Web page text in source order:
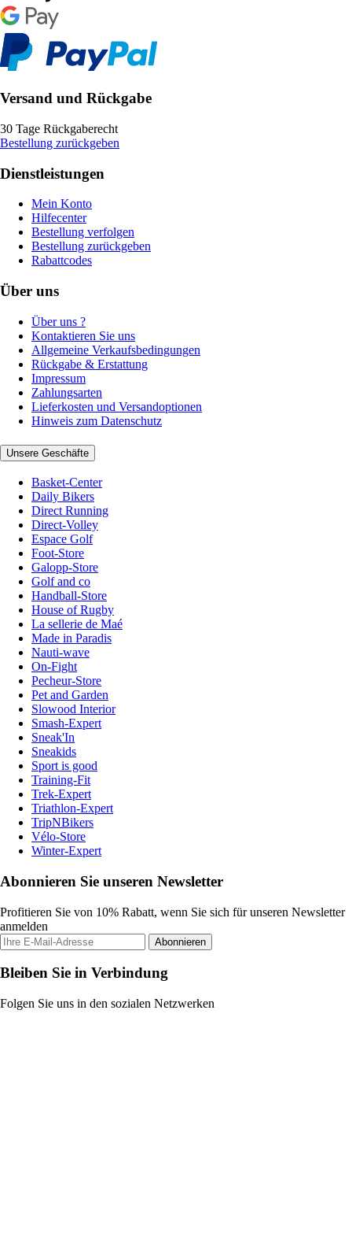
Versand und Rückgabe
30 Tage Rückgaberecht
Bestellung zurückgeben
Dienstleistungen
Mein Konto
Hilfecenter
Bestellung verfolgen
Bestellung zurückgeben
Rabattcodes
Über uns
Über uns ?
Kontaktieren Sie uns
Allgemeine Verkaufsbedingungen
Rückgabe & Erstattung
Impressum
Zahlungsarten
Lieferkosten und Versandoptionen
Hinweis zum Datenschutz
Unsere Geschäfte
Basket-Center
Daily Bikers
Direct Running
Direct-Volley
Espace Golf
Foot-Store
Galopp-Store
Golf and co
Handball-Store
House of Rugby
La sellerie de Maé
Made in Paradis
Nauti-wave
On-Fight
Pecheur-Store
Pet and Garden
Slowood Interior
Smash-Expert
Sneak'In
Sneakids
Sport is good
Training-Fit
Trek-Expert
Triathlon-Expert
TripNBikers
Vélo-Store
Winter-Expert
Abonnieren Sie unseren Newsletter
Profitieren Sie von 10% Rabatt, wenn Sie sich für unseren Newsletter
anmelden
Abonnieren
Bleiben Sie in Verbindung
Folgen Sie uns in den sozialen Netzwerken